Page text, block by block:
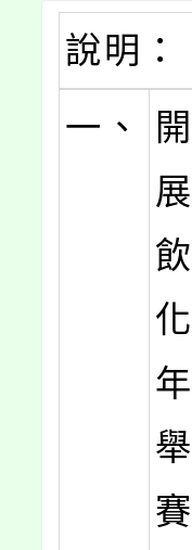
說明：
一、